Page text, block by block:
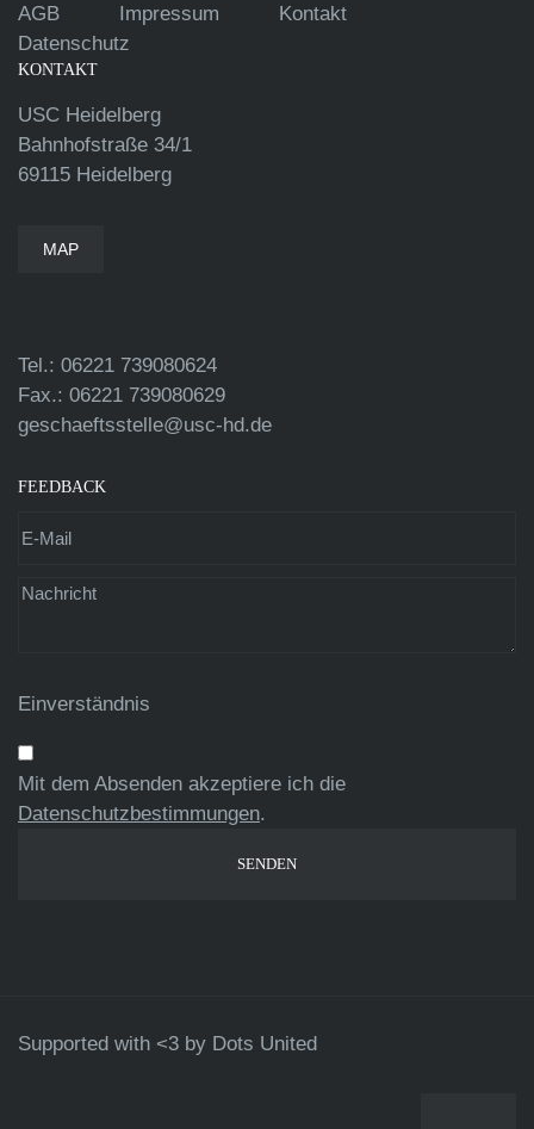
AGB Impressum
Kontakt
Datenschutz
KONTAKT
USC Heidelberg
Bahnhofstraße 34/1
69115 Heidelberg
MAP
Tel.: 06221 739080624
Fax.: 06221 739080629
geschaeftsstelle@usc-hd.de
FEEDBACK
Einverständnis
Mit dem Absenden akzeptiere ich die
Datenschutzbestimmungen.
Supported with <3 by Dots United